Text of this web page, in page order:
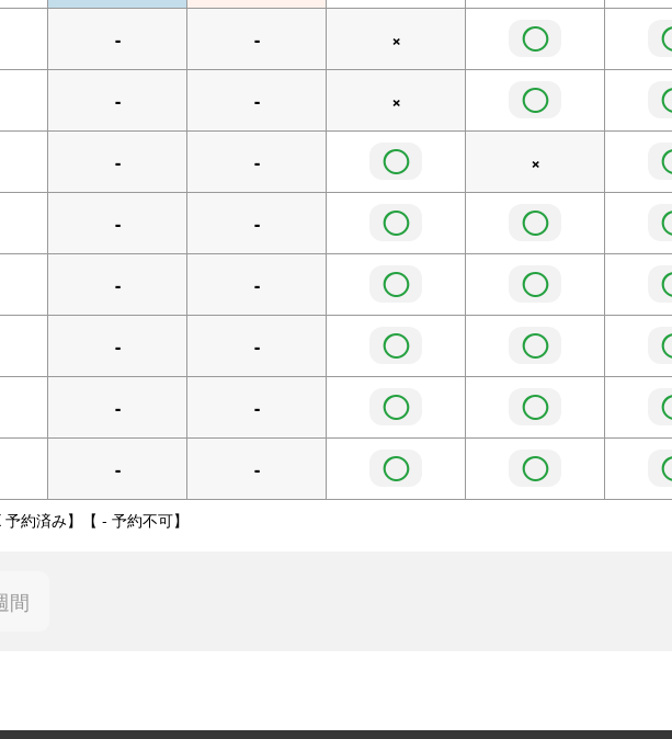
- - × ◯
- - × ◯
- - ◯ ×
- - ◯ ◯
- - ◯ ◯
- - ◯ ◯
- - ◯ ◯
- - ◯ ◯
約済み】【 - 予約不可】
間